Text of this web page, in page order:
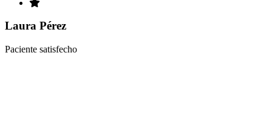
Laura Pérez
Paciente satisfecho